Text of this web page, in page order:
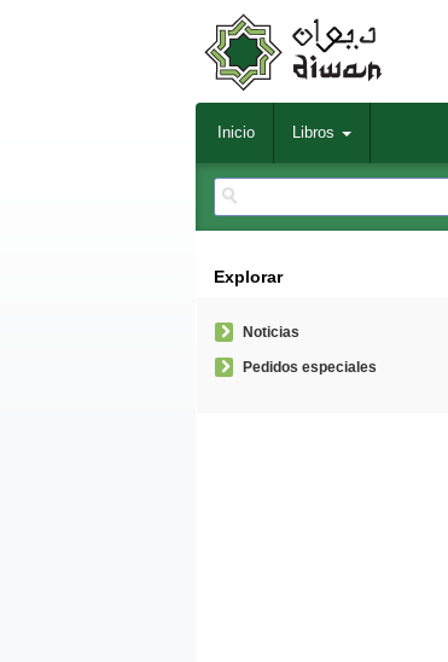
Inicio Libros
Explorar
Noticias
Pedidos especiales